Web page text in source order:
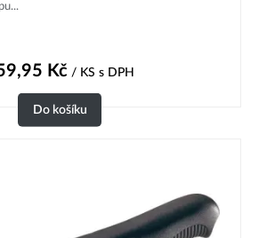
Kč / KS s DPH
Do košíku